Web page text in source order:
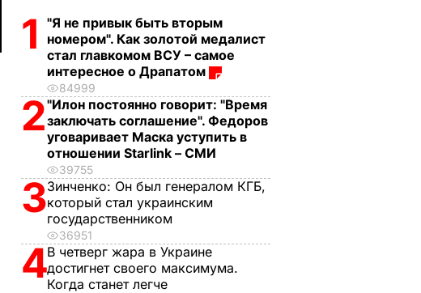
1
"Я не привык быть вторым
номером". Как золотой медалист
стал главкомом ВСУ – самое
интересное о Драпатом
84999
2"Илон постоянно говорит: "Время
заключать соглашение". Федоров
уговаривает Маска уступить в
отношении Starlink – СМИ
39755
3Зинченко: Он был генералом КГБ,
который стал украинским
государственником
36951
4В четверг жара в Украине
достигнет своего максимума.
Когда станет легче